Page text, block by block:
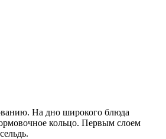
На дно широкого блюда
кольцо. Первым слоем